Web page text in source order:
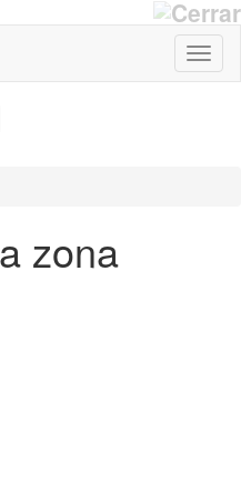
zona